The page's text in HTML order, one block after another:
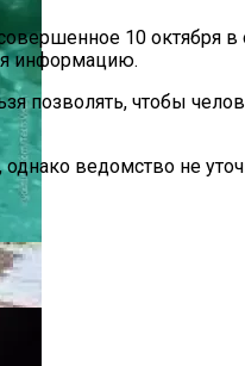
10 октября
информацию.
позволять, чтобы
ведомство не